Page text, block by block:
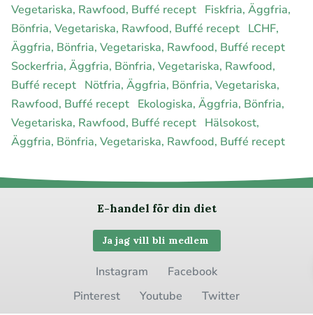
Vegetariska, Rawfood, Buffé recept Fiskfria, Äggfria,
Bönfria, Vegetariska, Rawfood, Buffé recept LCHF,
Äggfria, Bönfria, Vegetariska, Rawfood, Buffé recept
Sockerfria, Äggfria, Bönfria, Vegetariska, Rawfood,
Buffé recept Nötfria, Äggfria, Bönfria, Vegetariska,
Rawfood, Buffé recept Ekologiska, Äggfria, Bönfria,
Vegetariska, Rawfood, Buffé recept Hälsokost,
Äggfria, Bönfria, Vegetariska, Rawfood, Buffé recept
E-handel för din diet
Ja jag vill bli medlem
Instagram
Facebook
Pinterest
Youtube Twitter